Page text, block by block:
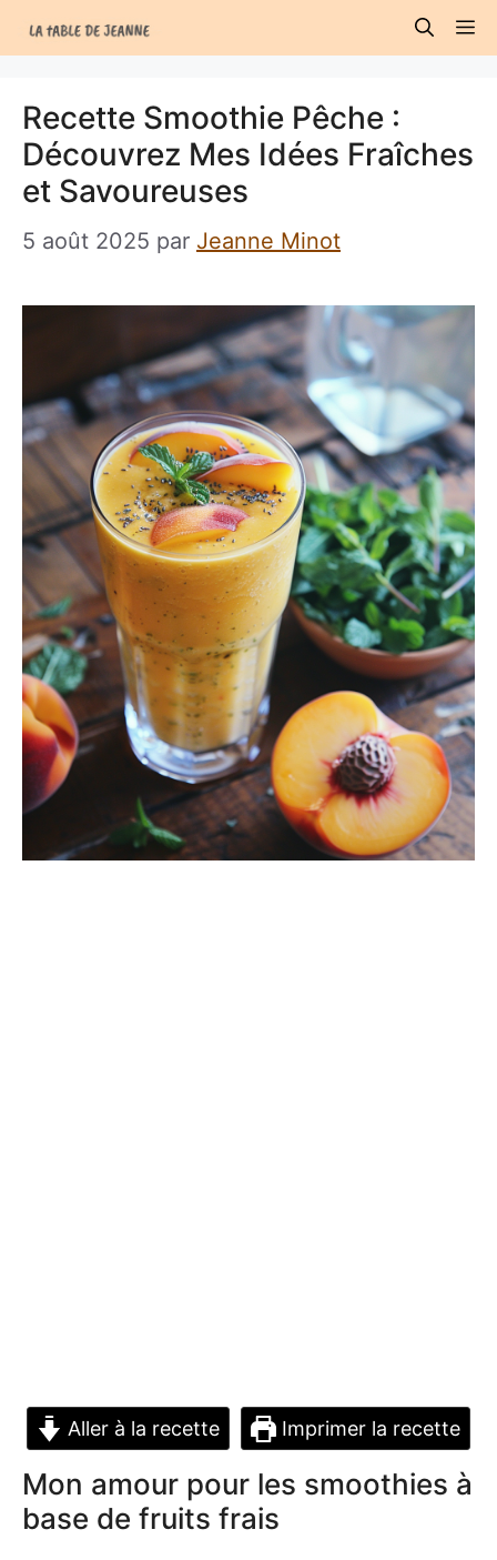
au
Recette Smoothie Pêche :
Découvrez Mes Idées Fraîches
et Savoureuses
5 août 2025 par Jeanne Minot
Aller à la recette Imprimer la recette
Mon amour pour les smoothies à
base de fruits frais